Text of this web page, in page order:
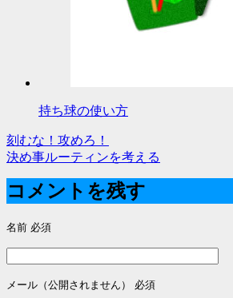
持ち球の使い方
投
稿
ナ
ビ
ゲ
ー
刻むな！攻めろ！
決め事ルーティンを考える
コメントを残す
名前 必須
メール（公開されません） 必須